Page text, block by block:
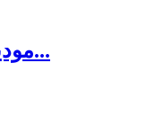
موديول حساس قياس حرارة غير...